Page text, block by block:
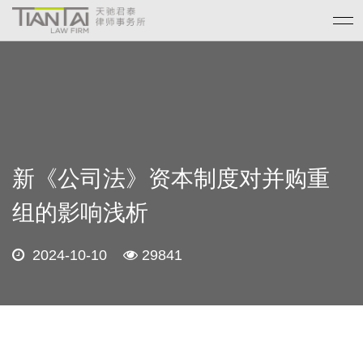
新《公司法》资本制度对并购重
组的影响浅析
2024-10-10 29841